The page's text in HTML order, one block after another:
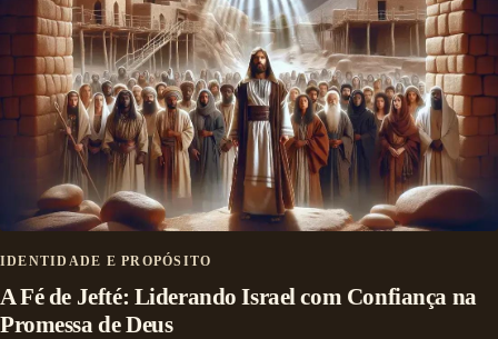
IDENTIDADE E PROPÓSITO
A Fé de Jefté: Liderando Israel com Confiança na
Promessa de Deus